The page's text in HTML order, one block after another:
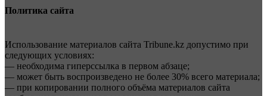
Политика сайта
Использование материалов сайта Tribune.kz допустимо при
следующих условиях:
— необходима гиперссылка в первом абзаце;
— может быть воспроизведено не более 30% всего материала;
— при копировании полного объёма материалов сайта